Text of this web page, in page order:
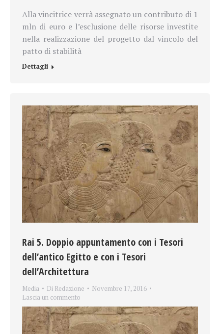
Alla vincitrice verrà assegnato un contributo di 1
mln di euro e l’esclusione delle risorse investite
nella realizzazione del progetto dal vincolo del
patto di stabilità
Dettagli
Rai 5. Doppio appuntamento con i Tesori
dell’antico Egitto e con i Tesori
dell’Architettura
Media Di Redazione
Novembre 17, 2016
Lascia un commento